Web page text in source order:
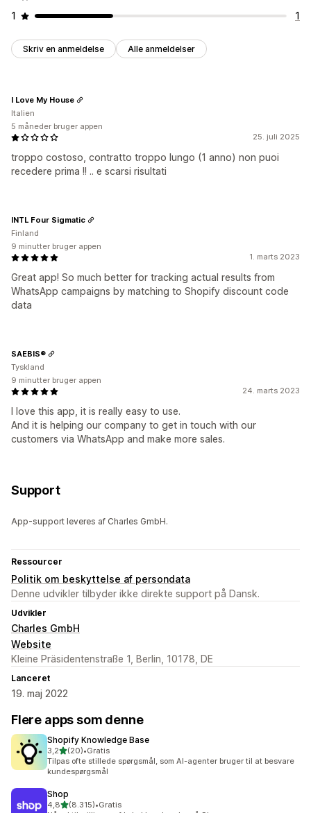
1
1
Skriv en anmeldelse Alle anmeldelser
25. juli 2025
troppo costoso, contratto troppo lungo (1 anno) non puoi
recedere prima !! .. e scarsi risultati
I Love My House
Italien
5 måneder bruger appen
1. marts 2023
Great app! So much better for tracking actual results from
WhatsApp campaigns by matching to Shopify discount code
data
INTL Four Sigmatic
Finland
9 minutter bruger appen
24. marts 2023
I love this app, it is really easy to use.
And it is helping our company to get in touch with our
customers via WhatsApp and make more sales.
SAEBIS®
Tyskland
9 minutter bruger appen
Support
App-support leveres af Charles GmbH.
Ressourcer
Politik om beskyttelse af persondata
Denne udvikler tilbyder ikke direkte support på Dansk.
Udvikler
Charles GmbH
Website
Kleine Präsidentenstraße 1, Berlin, 10178, DE
Lanceret
19. maj 2022
Flere apps som denne
Shopify Knowledge Base
3,2ud af 5 stjerner
(20)
20 anmeldelser i alt
•Gratis
Tilpas ofte stillede spørgsmål, som AI-agenter bruger til at besvare
kundespørgsmål
Shop
4,8ud af 5 stjerner
(8.315)
8315 anmeldelser i alt
•Gratis